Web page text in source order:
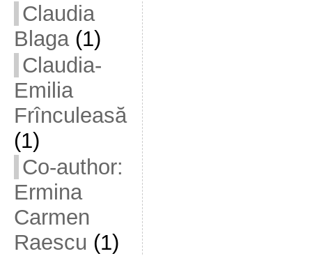
Claudia
Blaga(1)
Claudia-
Emilia
Frînculeasă
(1)
Co-author:
Ermina
Carmen
Raescu (1)